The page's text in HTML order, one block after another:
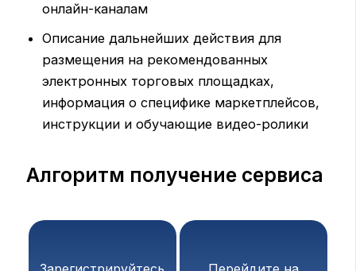
онлайн-каналам
Описание дальнейших действия для
размещения на рекомендованных
электронных торговых площадках,
информация о специфике маркетплейсов,
инструкции и обучающие видео-ролики
Алгоритм получение сервиса